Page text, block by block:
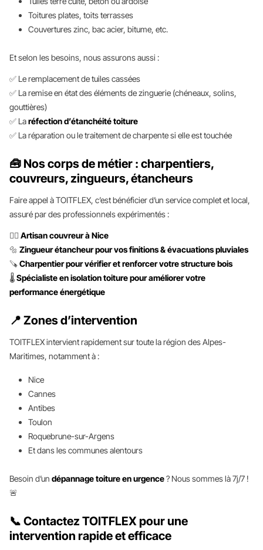
Toitures plates, toits terrasses
Couvertures zinc, bac acier, bitume, etc.
Et selon les besoins, nous assurons aussi :
✅ Le remplacement de tuiles cassées
✅ La remise en état des éléments de zinguerie (chéneaux, solins,
gouttières)
✅ Laréfection d’étanchéité toiture
✅ La réparation ou le traitement de charpente si elle est touchée
🧰 Nos corps de métier : charpentiers,
couvreurs, zingueurs, étancheurs
Faire appel à TOITFLEX, c’est bénéficier d’un service complet et local,
assuré par des professionnels expérimentés :
👷‍♂️ Artisan couvreur à Nice
🔩 Zingueur étancheur pour vos finitions & évacuations pluviales
🪚Charpentier pour vérifier et renforcer votre structure bois
🌡️Spécialiste en isolation toiture pour améliorer votre
performance énergétique
📍 Zones d’intervention
TOITFLEX intervient rapidement sur toute la région des Alpes-
Maritimes, notamment à :
Nice
Cannes
Antibes
Toulon
Roquebrune-sur-Argens
Et dans les communes alentours
Besoin d’un dépannage toiture en urgence? Nous sommes là 7j/7 !
🚨
📞 Contactez TOITFLEX pour une
intervention rapide et efficace